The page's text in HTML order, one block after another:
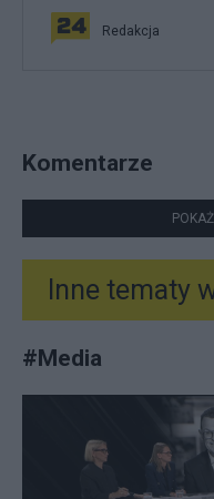
Redakcja
Komentarze
Inne tematy
#Media